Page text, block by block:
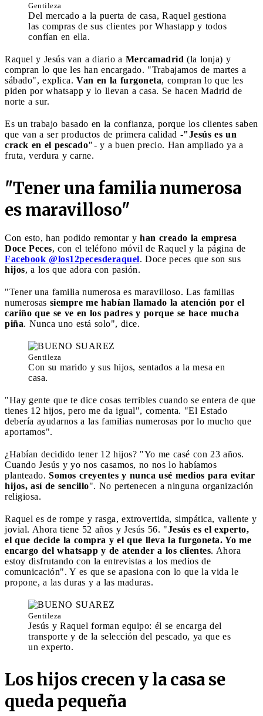
Gentileza
Del mercado a la puerta de casa, Raquel gestiona
las compras de sus clientes por Whastapp y todos
confían en ella.
Raquel y Jesús van a diario a Mercamadrid (la lonja) y
compran lo que les han encargado. "Trabajamos de martes a
sábado", explica. Van en la furgoneta, compran lo que les
piden por whatsapp y lo llevan a casa. Se hacen Madrid de
norte a sur.
Es un trabajo basado en la confianza, porque los clientes saben
que van a ser productos de primera calidad -"Jesús es un
crack en el pescado"- y a buen precio. Han ampliado ya a
fruta, verdura y carne.
"Tener una familia numerosa
es maravilloso"
Con esto, han podido remontar y han creado la empresa
Doce Peces, con el teléfono móvil de Raquel y la página de
Facebook @los12pecesderaquel. Doce peces que son sus
hijos, a los que adora con pasión.
"Tener una familia numerosa es maravilloso. Las familias
numerosas siempre me habían llamado la atención por el
cariño que se ve en los padres y porque se hace mucha
piña. Nunca uno está solo", dice.
Gentileza
Con su marido y sus hijos, sentados a la mesa en
casa.
"Hay gente que te dice cosas terribles cuando se entera de que
tienes 12 hijos, pero me da igual", comenta. "El Estado
debería ayudarnos a las familias numerosas por lo mucho que
aportamos".
¿Habían decidido tener 12 hijos? "Yo me casé con 23 años.
Cuando Jesús y yo nos casamos, no nos lo habíamos
planteado. Somos creyentes y nunca usé medios para evitar
hijos, así de sencillo". No pertenecen a ninguna organización
religiosa.
Raquel es de rompe y rasga, extrovertida, simpática, valiente y
jovial. Ahora tiene 52 años y Jesús 56. "Jesús es el experto,
el que decide la compra y el que lleva la furgoneta. Yo me
encargo del whatsapp y de atender a los clientes. Ahora
estoy disfrutando con la entrevistas a los medios de
comunicación". Y es que se apasiona con lo que la vida le
propone, a las duras y a las maduras.
Gentileza
Jesús y Raquel forman equipo: él se encarga del
transporte y de la selección del pescado, ya que es
un experto.
Los hijos crecen y la casa se
queda pequeña